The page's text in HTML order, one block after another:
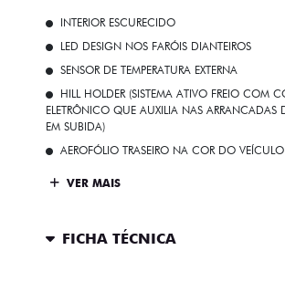
INTERIOR ESCURECIDO
LED DESIGN NOS FARÓIS DIANTEIROS
SENSOR DE TEMPERATURA EXTERNA
HILL HOLDER (SISTEMA ATIVO FREIO COM
ELETRÔNICO QUE AUXILIA NAS ARRANCADAS
EM SUBIDA)
AEROFÓLIO TRASEIRO NA COR DO VEÍCULO
VER MAIS
FICHA TÉCNICA